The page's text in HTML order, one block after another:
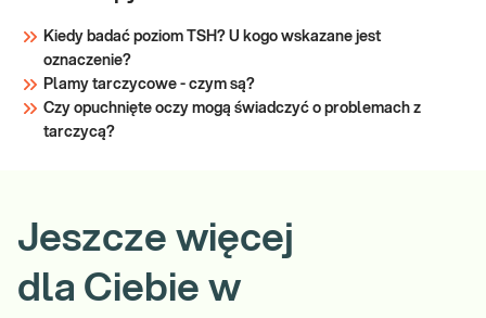
Kiedy badać poziom TSH? U kogo wskazane jest
oznaczenie?
Plamy tarczycowe - czym są?
Czy opuchnięte oczy mogą świadczyć o problemach z
tarczycą?
Jeszcze więcej
dla Ciebie w